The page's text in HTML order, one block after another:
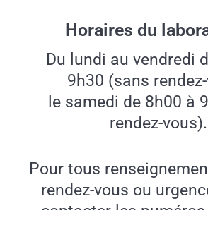
Horaires du
Du lundi au vendredi
9h30 (sans
le samedi de 8h00 à
rendez-vous).
Pour tous
rendez-vous ou
contacter les